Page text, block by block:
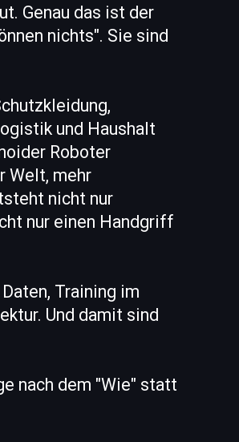
Genau das ist der
nichts". Sie sind
und Haushalt
Roboter
Welt, mehr
nicht nur
nur einen Handgriff
Training im
Und damit sind
nach dem "Wie" statt